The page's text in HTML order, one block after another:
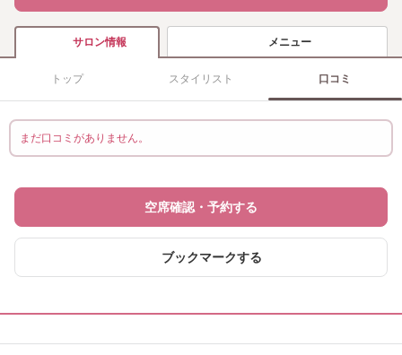
サロン情報 メニュー
トップ スタイリスト 口コミ
まだ口コミがありません。
空席確認・予約する
ブックマークする